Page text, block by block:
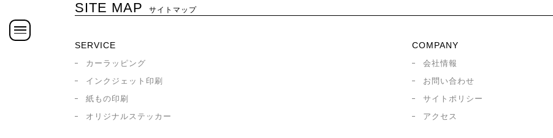
SITE MAP サイトマップ
SERVICE
カーラッピング
インクジェット印刷
紙もの印刷
オリジナルステッカー
COMPANY
会社情報
お問い合わせ
サイトポリシー
アクセス